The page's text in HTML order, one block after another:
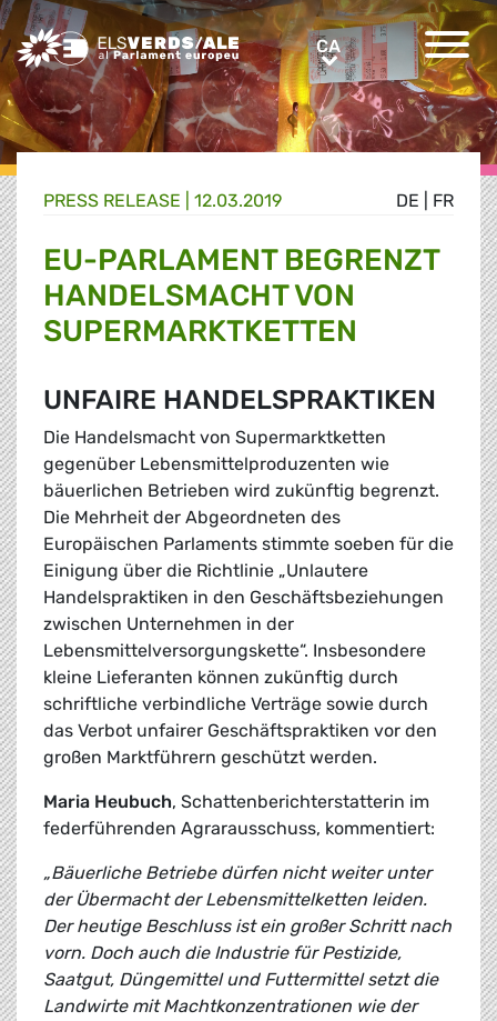
Greens/EFA Home CACA
DE FR
PRESS RELEASE | 12.03.2019
EU-PARLAMENT BEGRENZT
HANDELSMACHT VON
SUPERMARKTKETTEN
UNFAIRE HANDELSPRAKTIKEN
Die Handelsmacht von Supermarktketten
gegenüber Lebensmittelproduzenten wie
bäuerlichen Betrieben wird zukünftig begrenzt.
Die Mehrheit der Abgeordneten des
Europäischen Parlaments stimmte soeben für die
Einigung über die Richtlinie „Unlautere
Handelspraktiken in den Geschäftsbeziehungen
zwischen Unternehmen in der
Lebensmittelversorgungskette“. Insbesondere
kleine Lieferanten können zukünftig durch
schriftliche verbindliche Verträge sowie durch
das Verbot unfairer Geschäftspraktiken vor den
großen Marktführern geschützt werden.
Maria Heubuch, Schattenberichterstatterin im
federführenden Agrarausschuss, kommentiert:
„Bäuerliche Betriebe dürfen nicht weiter unter
der Übermacht der Lebensmittelketten leiden.
Der heutige Beschluss ist ein großer Schritt nach
vorn. Doch auch die Industrie für Pestizide,
Saatgut, Düngemittel und Futtermittel setzt die
Landwirte mit Machtkonzentrationen wie der